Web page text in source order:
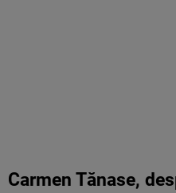
Carmen Tănase,